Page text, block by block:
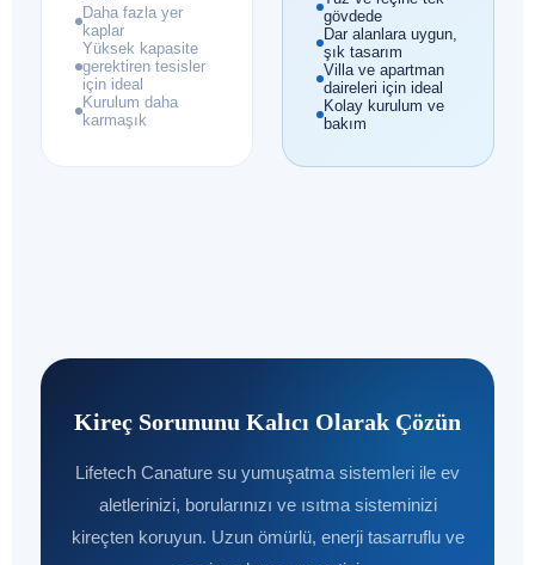
Daha fazla yer
kaplar
Yüksek kapasite
gerektiren tesisler
için ideal
Kurulum daha
karmaşık
gövdede
Dar alanlara uygun,
şık tasarım
Villa ve apartman
daireleri için ideal
Kolay kurulum ve
bakım
Kireç Sorununu Kalıcı Olarak Çözün
Lifetech Canature su yumuşatma sistemleri ile ev
aletlerinizi, borularınızı ve ısıtma sisteminizi
kireçten koruyun. Uzun ömürlü, enerji tasarruflu ve